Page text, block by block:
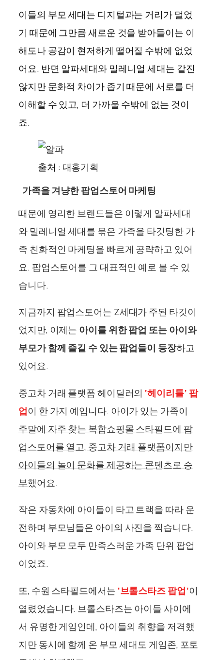
이들의 부모 세대는 디지털과는 거리가 멀었
기 때문에 그만큼 새로운 것을 받아들이는 이
해도나 공감이 현저하게 떨어질 수밖에 없었
어요. 반면 알파세대와 밀레니얼 세대는 같진
않지만 문화적 차이가 좁기 때문에 서로를 더
이해할 수 있고, 더 가까울 수밖에 없는 것이
죠.
출처 : 대홍기획
‍ ‍ 가족을 겨냥한 팝업스토어 마케팅
때문에 영리한 브랜드들은 이렇게 알파세대
와 밀레니얼 세대를 묶은 가족을 타깃팅한 가
족 친화적인 마케팅을 빠르게 공략하고 있어
요. 팝업스토어를 그 대표적인 예로 볼 수 있
습니다.
지금까지 팝업스토어는 Z세대가 주된 타깃이
었지만, 이제는 아이를 위한 팝업 또는 아이와
부모가 함께 즐길 수 있는 팝업들이 등장하고
있어요.
중고차 거래 플랫폼 헤이딜러의 ‘헤이리틀’ 팝
업이 한 가지 예입니다. 아이가 있는 가족이
주말에 자주 찾는 복합쇼핑몰 스타필드에 팝
업스토어를 열고, 중고차 거래 플랫폼이지만
아이들의 놀이 문화를 제공하는 콘텐츠로 승
부했어요.
작은 자동차에 아이들이 타고 트랙을 따라 운
전하며 부모님들은 아이의 사진을 찍습니다.
아이와 부모 모두 만족스러운 가족 단위 팝업
이었죠.
또, 수원 스타필드에서는 ‘브롤스타즈 팝업’이
열렸었습니다. 브롤스타즈는 아이들 사이에
서 유명한 게임인데, 아이들의 취향을 저격했
지만 동시에 함께 온 부모 세대도 게임존, 포토